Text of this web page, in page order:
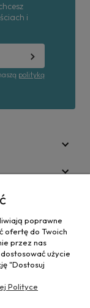
i
polityką
poprawne
ofertę do Twoich
przez nas
użycie
"Dostosuj
Polityce